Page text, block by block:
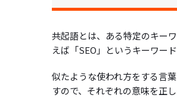
共起語とは、ある特定のキー
えば「SEO」というキーワー
似たような使われ方をする言
すので、それぞれの意味を正